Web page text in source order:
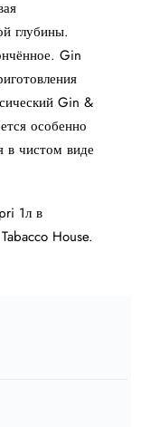
глубины.
Gin
Gin &
особенно
в чистом виде
1л в
House.